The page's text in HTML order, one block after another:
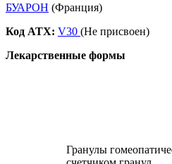
БУАРОН (Франция)
Код ATX: V30 (Не присвоен)
Лекарственные формы
Гранулы